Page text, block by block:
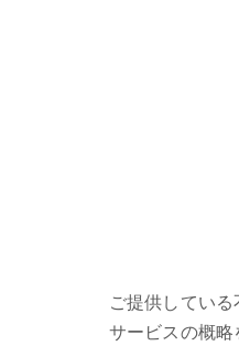
ご提供してい
サービスの概略